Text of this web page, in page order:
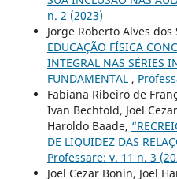
n. 2 (2023)
Jorge Roberto Alves
EDUCAÇÃO FÍSICA
INTEGRAL NAS SÉRIES
FUNDAMENTAL ,
Fabiana Ribeiro de
Ivan Bechtold, Joel
Haroldo Baade,
DE LIQUIDEZ DAS
Professare: v. 11 n. 3
Joel Cezar Bonin, Joel